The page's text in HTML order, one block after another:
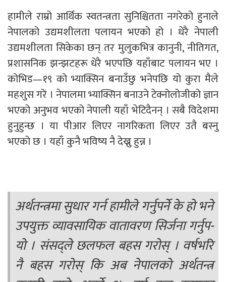
हामीले राम्रो आर्थिक स्वतन्त्रता सुनिश्चितता नगरेको हुनाले
नेपालको उद्यमशीलता पलायन भएको हो । धेरै नेपाली
उद्यमशीलता सिकेका छन् तर मुलुकभित्र कानुनी, नीतिगत,
प्रशासनिक झन्झटहरू धेरै भएपछि यहाँबाट पलायन भए ।
कोभिड—१९ को भ्याक्सिन बनाउँछु भनेपछि यो कुरा मैले
महशुस गरें । नेपालमा भ्याक्सिन बनाउने टेक्नोलोजीको ज्ञान
भएको अनुभव भएको नेपाली यहाँ भेटिदैनन् । सबै विदेशमा
हुनुहुन्छ । या पीआर लिएर नागरिकता लिएर उतै बस्नु
भएको छ । यहाँ कुनै भविष्य नै देख्नु हुन्न ।
अर्थतन्त्रमा सुधार गर्न हामीले गर्नुपर्ने के हो भने
उपयुक्त व्यावसायिक वातावरण सिर्जना गर्नुप-
यो । संसद्ले छलफल बहस गरोस् । वर्षभरि
नै बहस गरोस् कि अब नेपालको अर्थतन्त्र